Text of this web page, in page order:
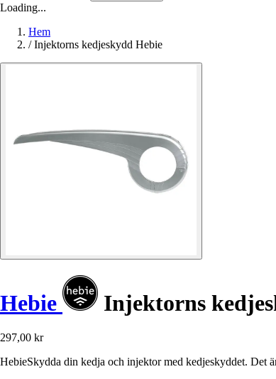
Loading...
Hem
/ Injektorns kedjeskydd Hebie
Hebie Injektorns
297,00 kr
HebieSkydda din kedja och injektor med kedjeskyddet. Det